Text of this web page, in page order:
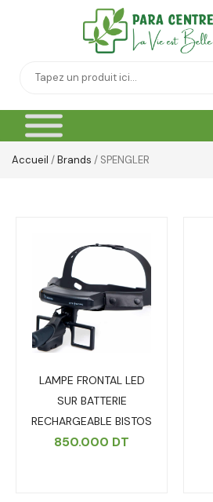
Accueil /Brands / SPENGLER
LAMPE FRONTAL LED
SUR BATTERIE
RECHARGEABLE BISTOS
850.000 DT